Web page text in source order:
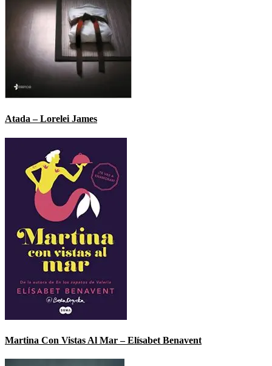
Atada – Lorelei James
Martina Con Vistas Al Mar – Elísabet Benavent